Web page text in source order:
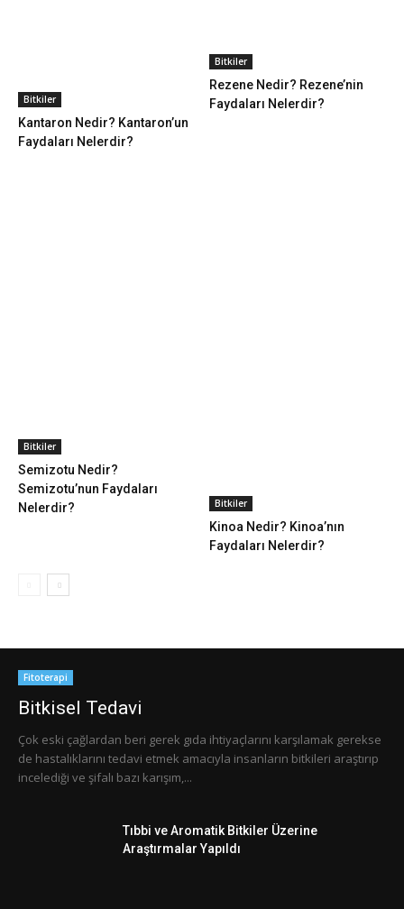
Bitkiler
Kantaron Nedir? Kantaron’un
Faydaları Nelerdir?
Bitkiler
Rezene Nedir? Rezene’nin
Faydaları Nelerdir?
Bitkiler
Semizotu Nedir?
Semizotu’nun Faydaları
Nelerdir?
Bitkiler
Kinoa Nedir? Kinoa’nın
Faydaları Nelerdir?
Fitoterapi
Bitkisel Tedavi
Çok eski çağlardan beri gerek gıda ihtiyaçlarını karşılamak gerekse
de hastalıklarını tedavi etmek amacıyla insanların bitkileri araştırıp
incelediği ve şifalı bazı karışım,...
Tıbbi ve Aromatik Bitkiler Üzerine
Araştırmalar Yapıldı